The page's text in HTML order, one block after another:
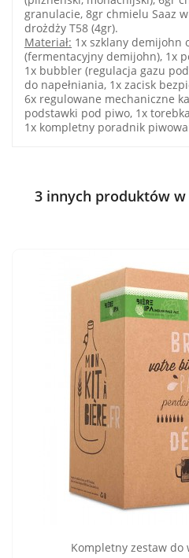
granulacie, 8gr chmielu Saaz
drożdży T58 (4gr).
Materiał: 1x szklany demijohn
(fermentacyjny demijohn), 1x
1x bubbler (regulacja gazu
do napełniania, 1x zacisk
6x regulowane mechaniczne
podstawki pod piwo, 1x
1x kompletny poradnik
3 innych produktów
Kompletny zestaw do